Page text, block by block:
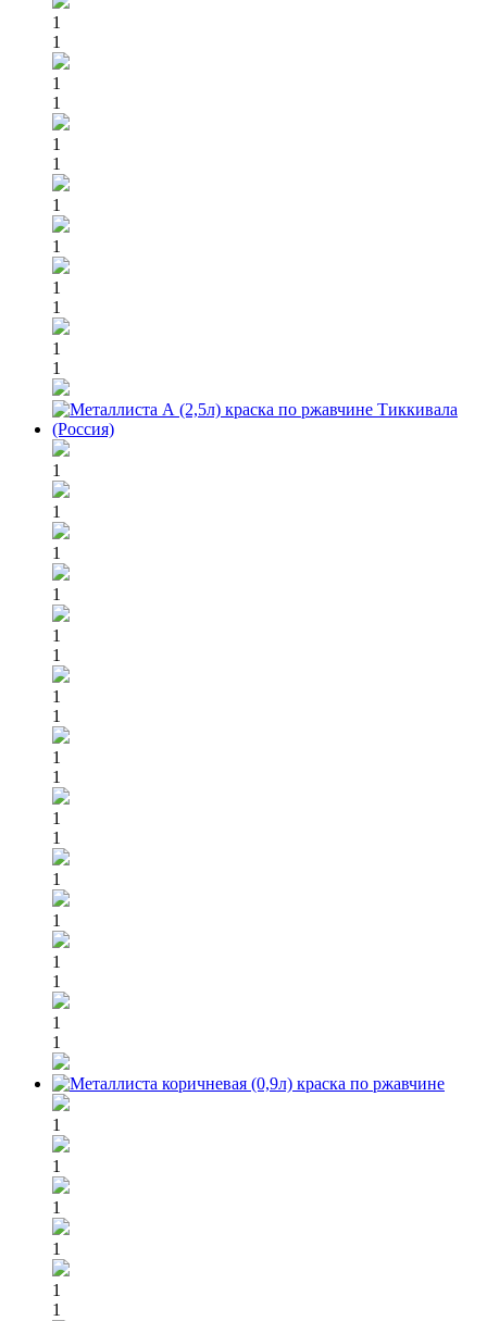
1
1
1
1
1
1
1
1
1
1
1
1
1
1
1
1
1
1
1
1
1
1
1
1
1
1
1
1
1
1
1
1
1
1
1
1